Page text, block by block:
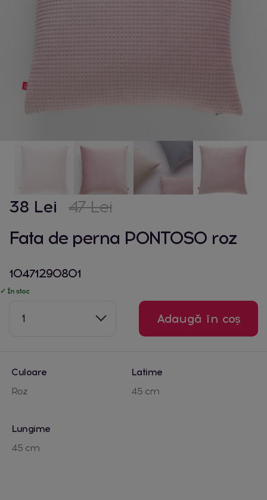
38 Lei 47 Lei
Fata de perna PONTOSO roz
10471290801
✓ În stoc
1 Adaugă în coș
Culoare
Roz
Latime
45 cm
Lungime
45 cm